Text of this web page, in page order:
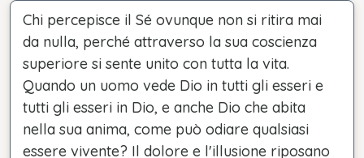
Chi percepisce il Sé ovunque non si ritira mai
da nulla, perché attraverso la sua coscienza
superiore si sente unito con tutta la vita.
Quando un uomo vede Dio in tutti gli esseri e
tutti gli esseri in Dio, e anche Dio che abita
nella sua anima, come può odiare qualsiasi
essere vivente? Il dolore e l'illusione riposano